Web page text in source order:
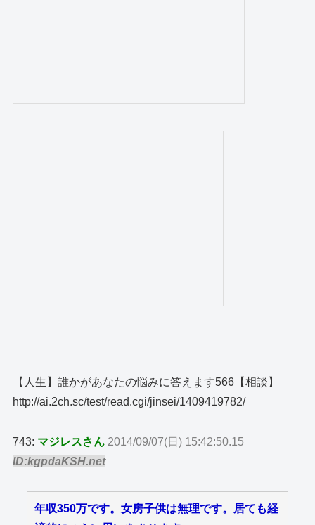
【人生】誰かがあなたの悩みに答えます566【相談】
http://ai.2ch.sc/test/read.cgi/jinsei/1409419782/
743: マジレスさん 2014/09/07(日) 15:42:50.15
ID:kgpdaKSH.net
年収350万です。女房子供は無理です。居ても経